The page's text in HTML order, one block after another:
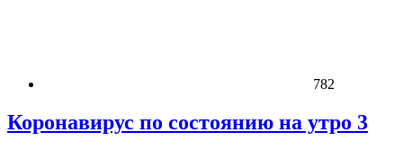
782
Коронавирус по состоянию на утро 3